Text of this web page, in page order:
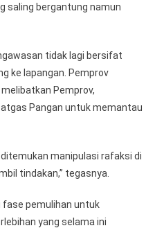
saling bergantung namun
tidak lagi bersifat
ke lapangan. Pemprov
Pemprov,
Pangan untuk memantau
manipulasi rafaksi di
tindakan,” tegasnya.
fase pemulihan untuk
yang selama ini